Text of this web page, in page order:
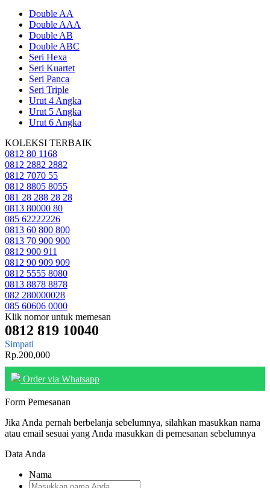
Double AA
Double AAA
Double AB
Double ABC
Seri Hexa
Seri Kuartet
Seri Panca
Seri Triple
Urut 4 Angka
Urut 5 Angka
Urut 6 Angka
KOLEKSI TERBAIK
0812 80 1168
0812 2882 2882
0812 7070 55
0812 8805 8055
081 28 288 28 28
0813 80000 80
085 62222226
0813 60 800 800
0813 70 900 900
0812 900 911
0812 90 909 909
0812 5555 8080
0813 8878 8878
082 280000028
085 60606 0000
Klik nomor untuk memesan
0812 819 10040
Simpati
Rp.200,000
Order via Whatsapp
Form Pemesanan
Jika Anda pernah berbelanja sebelumnya, silahkan masukkan nama
atau email sesuai yang Anda masukkan di pemesanan sebelumnya
Data Anda
Nama